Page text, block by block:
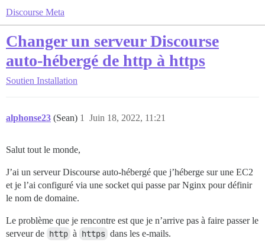
Discourse Meta
Changer un serveur Discourse
auto-hébergé de http à https
Soutien Installation
alphonse23 (Sean) Juin 18, 2022, 11:21
1
Salut tout le monde,
J’ai un serveur Discourse auto-hébergé que j’héberge sur une EC2
et je l’ai configuré via une socket qui passe par Nginx pour définir
le nom de domaine.
Le problème que je rencontre est que je n’arrive pas à faire passer le
serveur de http à https dans les e-mails.